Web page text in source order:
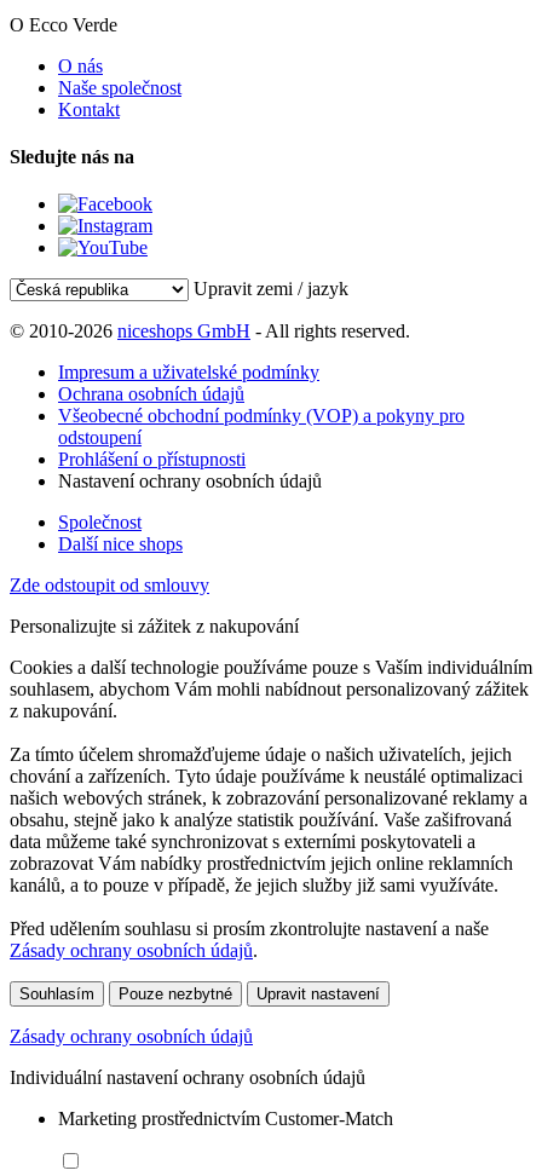
O Ecco Verde
O nás
Naše společnost
Kontakt
Sledujte nás na
Upravit zemi / jazyk
© 2010-2026 niceshops GmbH - All rights reserved.
Impresum a uživatelské podmínky
Ochrana osobních údajů
Všeobecné obchodní podmínky (VOP) a pokyny pro
odstoupení
Prohlášení o přístupnosti
Nastavení ochrany osobních údajů
Společnost
Další nice shops
Zde odstoupit od smlouvy
Personalizujte si zážitek z nakupování
Cookies a další technologie používáme pouze s Vaším individuálním
souhlasem, abychom Vám mohli nabídnout personalizovaný zážitek
z nakupování.
Za tímto účelem shromažďujeme údaje o našich uživatelích, jejich
chování a zařízeních. Tyto údaje používáme k neustálé optimalizaci
našich webových stránek, k zobrazování personalizované reklamy a
obsahu, stejně jako k analýze statistik používání. Vaše zašifrovaná
data můžeme také synchronizovat s externími poskytovateli a
zobrazovat Vám nabídky prostřednictvím jejich online reklamních
kanálů, a to pouze v případě, že jejich služby již sami využíváte.
Před udělením souhlasu si prosím zkontrolujte nastavení a naše
Zásady ochrany osobních údajů.
Souhlasím Pouze nezbytné Upravit nastavení
Zásady ochrany osobních údajů
Individuální nastavení ochrany osobních údajů
Marketing prostřednictvím Customer-Match